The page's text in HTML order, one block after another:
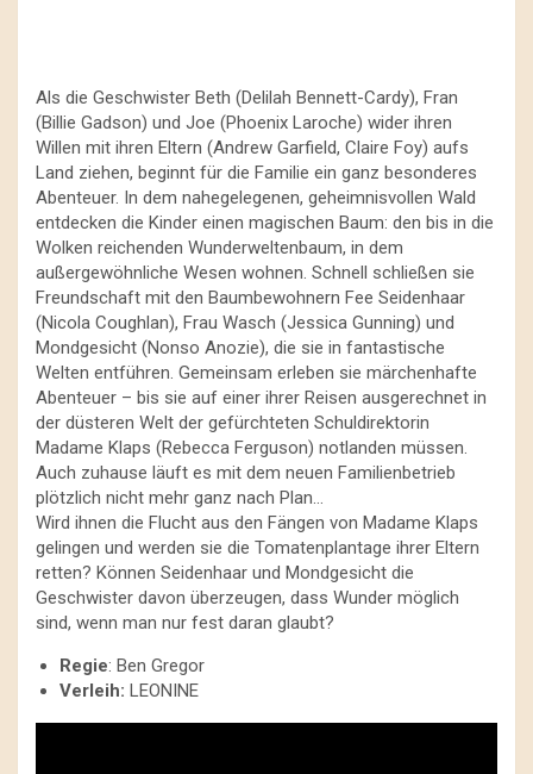
Als die Geschwister Beth (Delilah Bennett-Cardy), Fran
(Billie Gadson) und Joe (Phoenix Laroche) wider ihren
Willen mit ihren Eltern (Andrew Garfield, Claire Foy) aufs
Land ziehen, beginnt für die Familie ein ganz besonderes
Abenteuer. In dem nahegelegenen, geheimnisvollen Wald
entdecken die Kinder einen magischen Baum: den bis in die
Wolken reichenden Wunderweltenbaum, in dem
außergewöhnliche Wesen wohnen. Schnell schließen sie
Freundschaft mit den Baumbewohnern Fee Seidenhaar
(Nicola Coughlan), Frau Wasch (Jessica Gunning) und
Mondgesicht (Nonso Anozie), die sie in fantastische
Welten entführen. Gemeinsam erleben sie märchenhafte
Abenteuer – bis sie auf einer ihrer Reisen ausgerechnet in
der düsteren Welt der gefürchteten Schuldirektorin
Madame Klaps (Rebecca Ferguson) notlanden müssen.
Auch zuhause läuft es mit dem neuen Familienbetrieb
plötzlich nicht mehr ganz nach Plan…
Wird ihnen die Flucht aus den Fängen von Madame Klaps
gelingen und werden sie die Tomatenplantage ihrer Eltern
retten? Können Seidenhaar und Mondgesicht die
Geschwister davon überzeugen, dass Wunder möglich
sind, wenn man nur fest daran glaubt?
Regie: Ben Gregor
Verleih: LEONINE